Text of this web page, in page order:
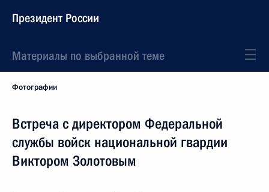
Президент России
Материалы по выбранной теме
Фотографии
Встреча с директором Федеральной
службы войск национальной гвардии
Виктором Золотовым